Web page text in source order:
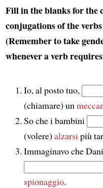
Fill in the blanks for the
conjugations of the
(Remember to take
whenever a verb requires
Io, al posto tuo,
(chiamare) un
So che i bambini
(volere) alzarsi più
Immaginavo che
spionaggio.